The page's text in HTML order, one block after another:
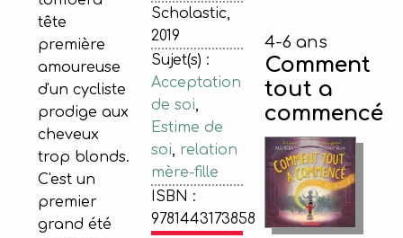
Scholastic,
2019
Sujet(s) :
Acceptation
de soi,
Estime de
soi, relation
mère-fille
ISBN :
9781443173858
tête
première
amoureuse
d'un cycliste
prodige aux
cheveux
trop blonds.
C'est un
premier
grand été
4-6 ans
Comment
tout a
commencé